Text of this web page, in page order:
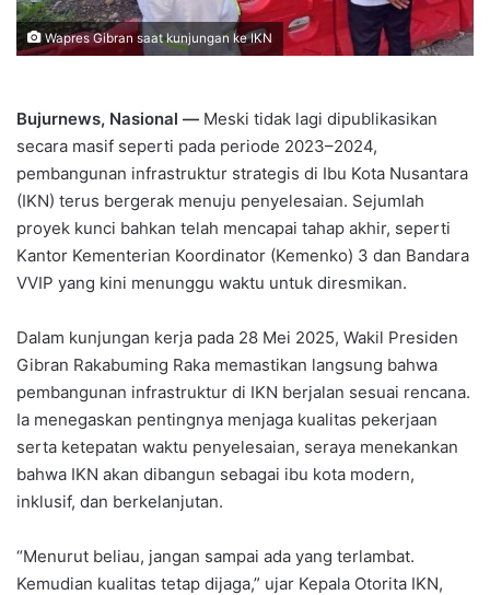
Wapres Gibran saat kunjungan ke IKN
Bujurnews, Nasional — Meski tidak lagi dipublikasikan
secara masif seperti pada periode 2023–2024,
pembangunan infrastruktur strategis di Ibu Kota Nusantara
(IKN) terus bergerak menuju penyelesaian. Sejumlah
proyek kunci bahkan telah mencapai tahap akhir, seperti
Kantor Kementerian Koordinator (Kemenko) 3 dan Bandara
VVIP yang kini menunggu waktu untuk diresmikan.
Dalam kunjungan kerja pada 28 Mei 2025, Wakil Presiden
Gibran Rakabuming Raka memastikan langsung bahwa
pembangunan infrastruktur di IKN berjalan sesuai rencana.
Ia menegaskan pentingnya menjaga kualitas pekerjaan
serta ketepatan waktu penyelesaian, seraya menekankan
bahwa IKN akan dibangun sebagai ibu kota modern,
inklusif, dan berkelanjutan.
“Menurut beliau, jangan sampai ada yang terlambat.
Kemudian kualitas tetap dijaga,” ujar Kepala Otorita IKN,